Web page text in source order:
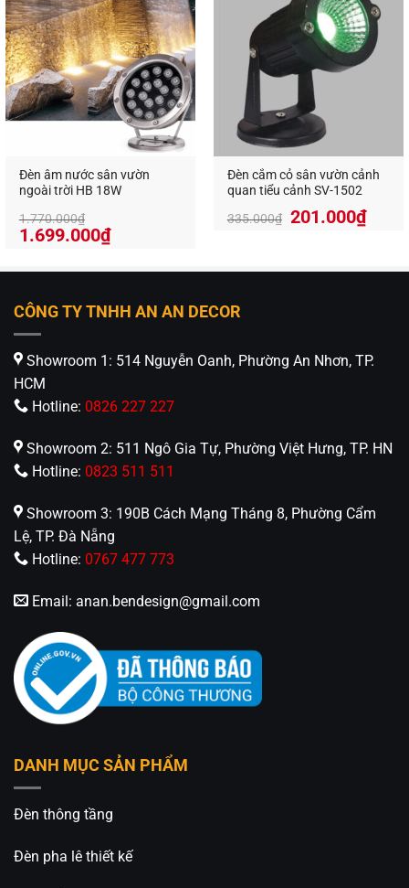
Sđt: 0826.227.227 – 0826.68.00.88 –
0813.160.160
www.anandecor.vn
1.260.000₫.
Đèn âm nước sân vườn
ngoài trời HB 18W
1.770.000₫
Giá
là:
1.699.000₫Giá
hiện
tại
1.699.000₫.
Đèn cắm cỏ sân vườn cảnh
quan tiểu cảnh SV-1502
335.000₫ Giá
335.000₫.
201.000₫Giá
hiện
là:
CÔNG TY TNHH AN AN DECOR
Showroom 1: 514 Nguyễn Oanh, Phường An Nhơn, TP.
HCM
Hotline: 0826 227 227
Showroom 2: 511 Ngô Gia Tự, Phường Việt Hưng, TP. HN
Hotline: 0823 511 511
Showroom 3: 190B Cách Mạng Tháng 8, Phường Cẩm
Lệ, TP. Đà Nẵng
Hotline: 0767 477 773
Email: anan.bendesign@gmail.com
DANH MỤC SẢN PHẨM
Đèn thông tầng
Đèn pha lê thiết kế